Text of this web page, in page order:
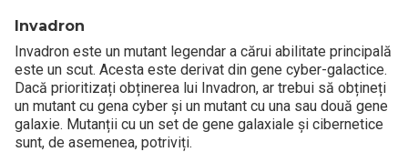
Invadron
Invadron este un mutant legendar a cărui abilitate principală
este un scut. Acesta este derivat din gene cyber-galactice.
Dacă prioritizați obținerea lui Invadron, ar trebui să obțineți
un mutant cu gena cyber și un mutant cu una sau două gene
galaxie. Mutanții cu un set de gene galaxiale și cibernetice
sunt, de asemenea, potriviți.